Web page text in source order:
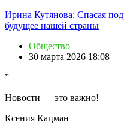
Ирина Кутянова: Спасая
будущее нашей страны
Общество
30 марта 2026 18:08
”
Новости — это важно!
Ксения Кацман